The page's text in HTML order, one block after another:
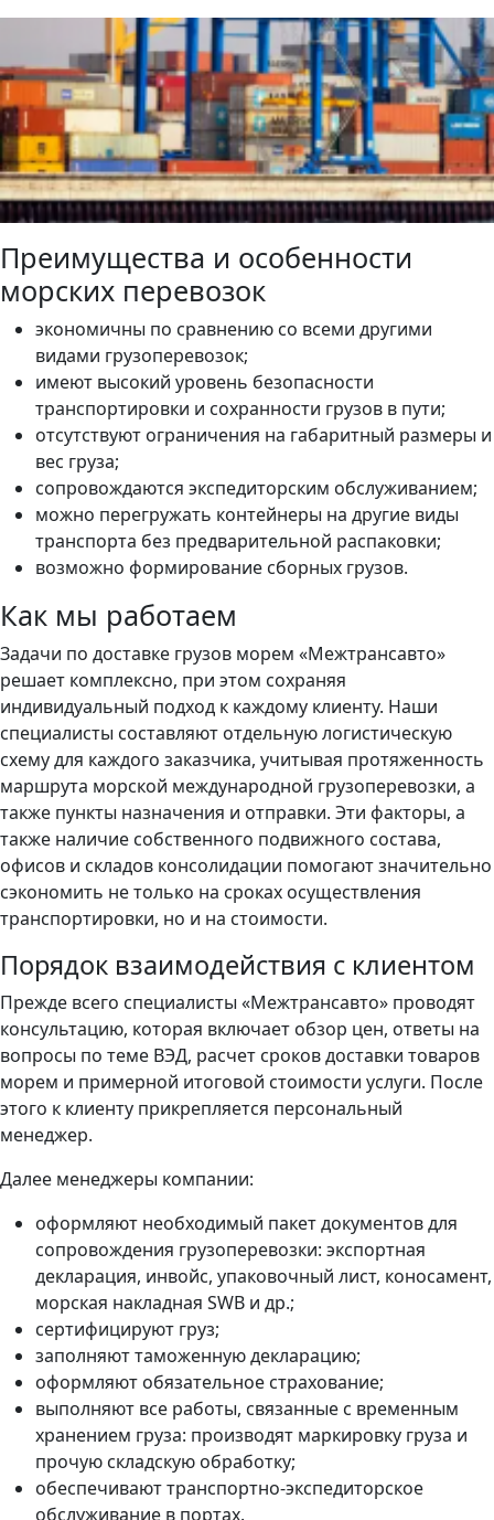
Преимущества и особенности
морских перевозок
экономичны по сравнению со всеми другими
видами грузоперевозок;
имеют высокий уровень безопасности
транспортировки и сохранности грузов в пути;
отсутствуют ограничения на габаритный размеры и
вес груза;
сопровождаются экспедиторским обслуживанием;
можно перегружать контейнеры на другие виды
транспорта без предварительной распаковки;
возможно формирование сборных грузов.
Как мы работаем
Задачи по доставке грузов морем «Межтрансавто»
решает комплексно, при этом сохраняя
индивидуальный подход к каждому клиенту. Наши
специалисты составляют отдельную логистическую
схему для каждого заказчика, учитывая протяженность
маршрута морской международной грузоперевозки, а
также пункты назначения и отправки. Эти факторы, а
также наличие собственного подвижного состава,
офисов и складов консолидации помогают значительно
сэкономить не только на сроках осуществления
транспортировки, но и на стоимости.
Порядок взаимодействия с клиентом
Прежде всего специалисты «Межтрансавто» проводят
консультацию, которая включает обзор цен, ответы на
вопросы по теме ВЭД, расчет сроков доставки товаров
морем и примерной итоговой стоимости услуги. После
этого к клиенту прикрепляется персональный
менеджер.
Далее менеджеры компании:
оформляют необходимый пакет документов для
сопровождения грузоперевозки: экспортная
декларация, инвойс, упаковочный лист, коносамент,
морская накладная SWB и др.;
сертифицируют груз;
заполняют таможенную декларацию;
оформляют обязательное страхование;
выполняют все работы, связанные с временным
хранением груза: производят маркировку груза и
прочую складскую обработку;
обеспечивают транспортно-экспедиторское
обслуживание в портах.